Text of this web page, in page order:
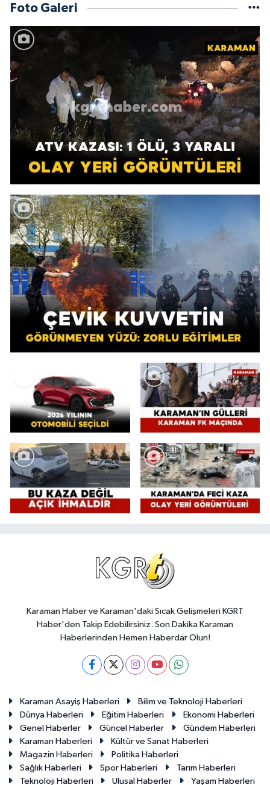
Foto Galeri
Karaman Haber ve Karaman'daki Sıcak Gelişmeleri KGRT
Haber'den Takip Edebilirsiniz. Son Dakika Karaman
Haberlerinden Hemen Haberdar Olun!
Karaman Asayiş Haberleri
Bilim ve Teknoloji Haberleri
Dünya Haberleri
Eğitim Haberleri
Ekonomi Haberleri
Genel Haberler
Güncel Haberler
Gündem Haberleri
Karaman Haberleri
Kültür ve Sanat Haberleri
Magazin Haberleri
Politika Haberleri
Sağlık Haberleri
Spor Haberleri
Tarım Haberleri
Teknoloji Haberleri
Ulusal Haberler Yaşam Haberleri